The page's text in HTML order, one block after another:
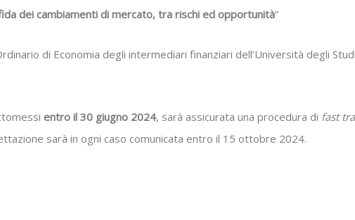
dei cambiamenti di mercato, tra rischi ed opportunità”
di Economia degli intermediari finanziari dell’Università degli
entro il 30 giugno 2024, sarà assicurata una procedura di fast
sarà in ogni caso comunicata entro il 15 ottobre 2024.